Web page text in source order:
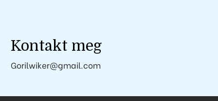
Kontakt meg
Gorilwiker@gmail.com